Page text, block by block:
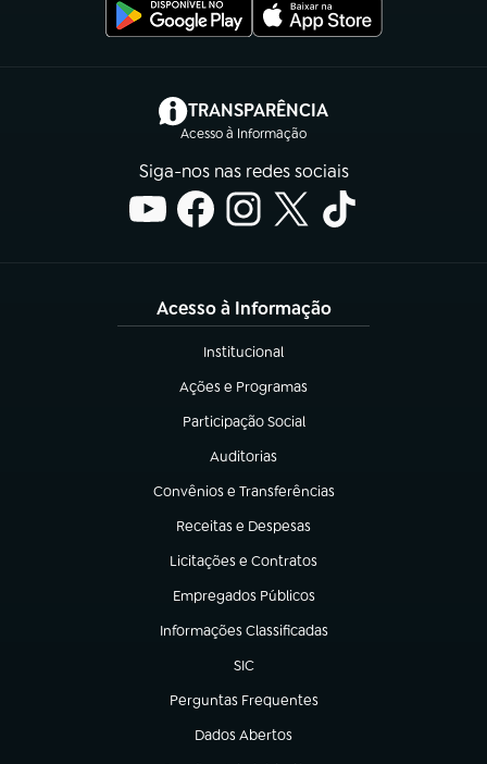
TRANSPARÊNCIA
Acesso à Informação
(abre em nova aba)
Siga-nos nas redes sociais
Acesso à Informação
Institucional
(abre em nova aba)
Ações e Programas
(abre em nova aba)
Participação Social
(abre em nova aba)
Auditorias
(abre em nova aba)
Convênios e Transferências
(abre em nova aba)
Receitas e Despesas
(abre em nova aba)
Licitações e Contratos
(abre em nova aba)
Empregados Públicos
(abre em nova aba)
Informações Classificadas
(abre em nova aba)
SIC
(abre em nova aba)
Perguntas Frequentes
(abre em nova aba)
Dados Abertos
(abre em nova aba)